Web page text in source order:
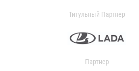
Титульный Партнер
Партнер